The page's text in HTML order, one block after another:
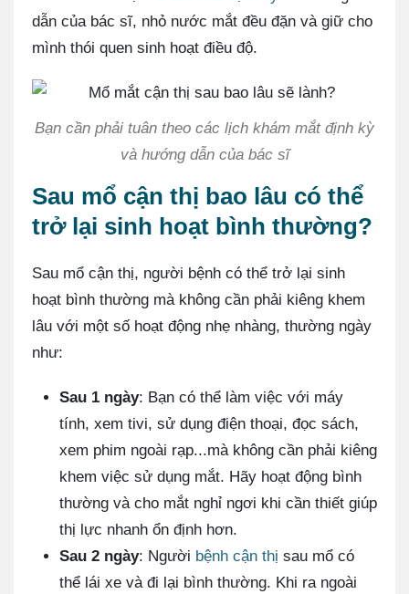
dẫn của bác sĩ, nhỏ nước mắt đều đặn và giữ cho
mình thói quen sinh hoạt điều độ.
Bạn cần phải tuân theo các lịch khám mắt định kỳ
và hướng dẫn của bác sĩ
Sau mổ cận thị bao lâu có thể
trở lại sinh hoạt bình thường?
Sau mổ cận thị, người bệnh có thể trở lại sinh
hoạt bình thường mà không cần phải kiêng khem
lâu với một số hoạt động nhẹ nhàng, thường ngày
như:
Sau 1 ngày: Bạn có thể làm việc với máy
tính, xem tivi, sử dụng điện thoại, đọc sách,
xem phim ngoài rạp...mà không cần phải kiêng
khem việc sử dụng mắt. Hãy hoạt động bình
thường và cho mắt nghỉ ngơi khi cần thiết giúp
thị lực nhanh ổn định hơn.
Sau 2 ngày: Người bệnh cận thị sau mổ có
thể lái xe và đi lại bình thường. Khi ra ngoài